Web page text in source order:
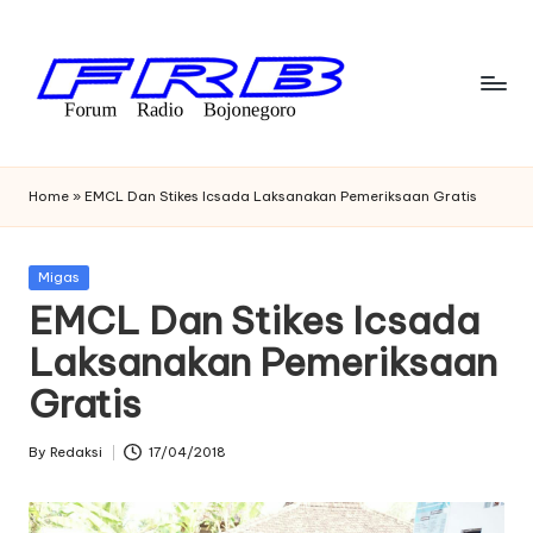
content
F
o
r
u
m
R
a
di
o
Bojonegoro
Home » EMCL Dan Stikes Icsada Laksanakan Pemeriksaan Gratis
Posted
Migas
EMCL Dan Stikes Icsada
Laksanakan Pemeriksaan
Gratis
Posted
By Redaksi 17/04/2018